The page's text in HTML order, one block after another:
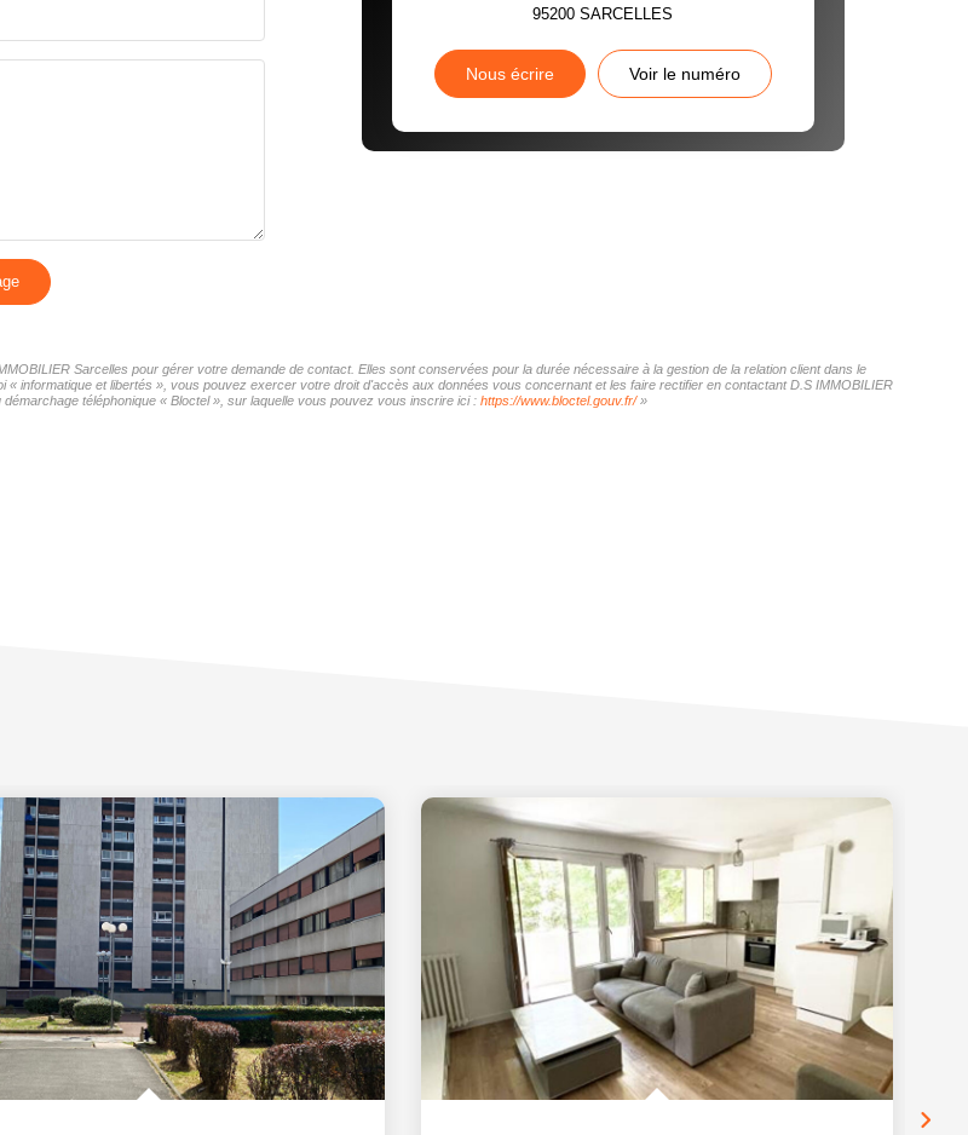
95200SARCELLES
Nous écrire Voir le numéro
Sarcelles pour gérer votre demande de contact. Elles sont conservées pour la durée nécessaire à la gestion de la relation client dans le
informatique et libertés », vous pouvez exercer votre droit d'accès aux données vous concernant et les faire rectifier en contactant D.S IMMOBILIER
téléphonique « Bloctel », sur laquelle vous pouvez vous inscrire ici : https://www.bloctel.gouv.fr/»